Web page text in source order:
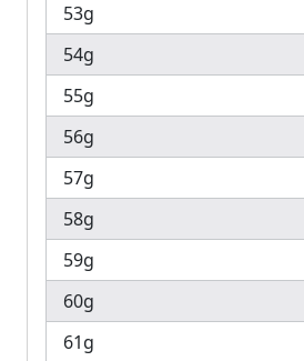
53g
54g
55g
56g
57g
58g
59g
60g
61g